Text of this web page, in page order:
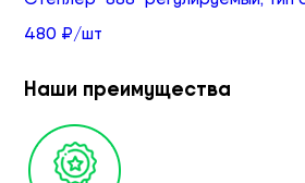
480 ₽/шт
Наши преимущества